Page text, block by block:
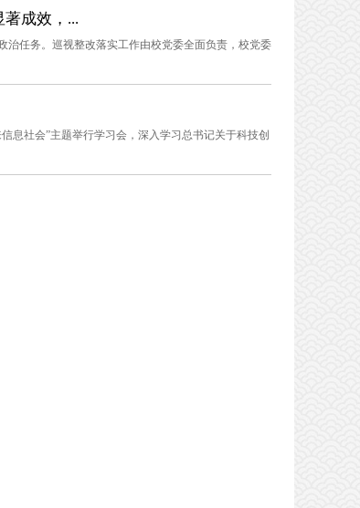
成效，...
治任务。巡视整改落实工作由校党委全面负责，校党委
息社会”主题举行学习会，深入学习总书记关于科技创